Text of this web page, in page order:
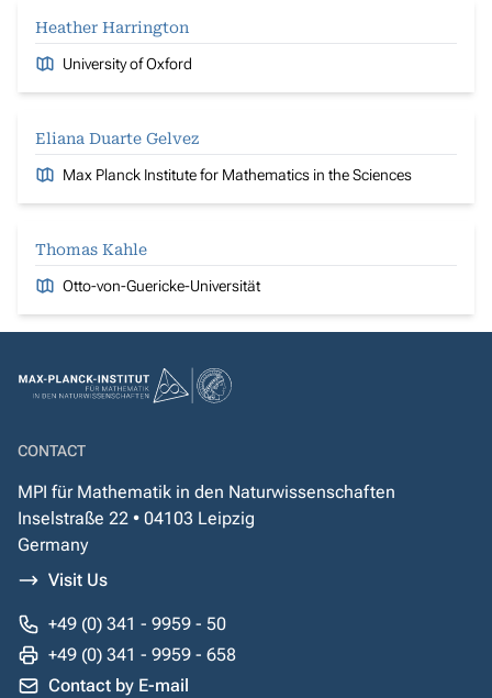
Heather Harrington
University of Oxford
Eliana Duarte Gelvez
Max Planck Institute for Mathematics in the Sciences
Thomas Kahle
Otto-von-Guericke-Universität
CONTACT
MPI für Mathematik in den Naturwissenschaften
Inselstraße 22 • 04103 Leipzig
Germany
Visit Us
+49 (0) 341 - 9959 - 50
+49 (0) 341 - 9959 - 658
Contact by E-mail